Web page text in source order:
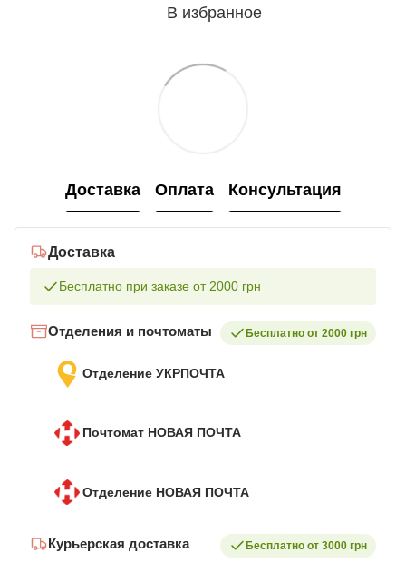
В избранное
Доставка Оплата Консультация
Доставка
Бесплатно при заказе от 2000 грн
Отделения и почтоматы Бесплатно от 2000 грн
Отделение УКРПОЧТА
Почтомат НОВАЯ ПОЧТА
Отделение НОВАЯ ПОЧТА
Курьерская доставка Бесплатно от 3000 грн